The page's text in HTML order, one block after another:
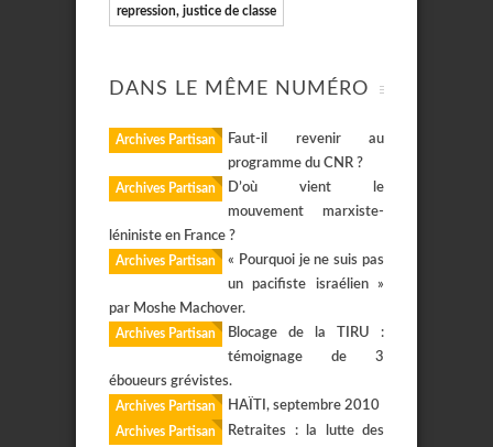
repression, justice de classe
DANS LE MÊME NUMÉRO
Archives Partisan
Faut-il revenir au
programme du CNR ?
Archives Partisan
D’où vient le
mouvement marxiste-
léniniste en France ?
Archives Partisan
« Pourquoi je ne suis pas
un pacifiste israélien »
par Moshe Machover.
Archives Partisan
Blocage de la TIRU :
témoignage de 3
éboueurs grévistes.
Archives Partisan HAÏTI, septembre 2010
Archives Partisan
Retraites : la lutte des